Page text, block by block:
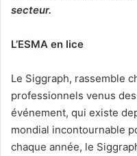
secteur.
L’ESMA en lice
Le Siggraph, rassemble
professionnels venus
événement, qui existe
mondial incontournable
chaque année, le